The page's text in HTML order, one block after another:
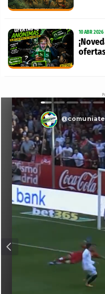
10 ABR 2026
@comuniate